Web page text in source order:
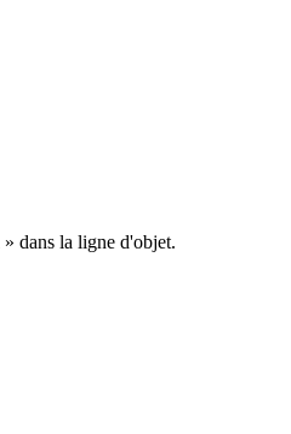
» dans la ligne d'objet.